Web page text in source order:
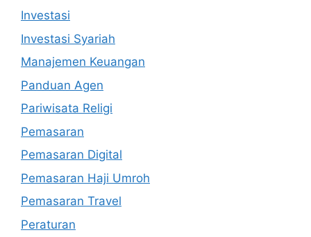
Investasi
Investasi Syariah
Manajemen Keuangan
Panduan Agen
Pariwisata Religi
Pemasaran
Pemasaran Digital
Pemasaran Haji Umroh
Pemasaran Travel
Peraturan